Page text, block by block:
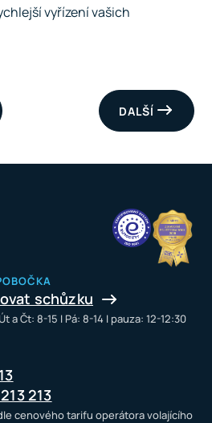
vyřízení vašich
DALŠÍ
schůzku
a Čt: 8-15 I Pá: 8-14 I pauza: 12-12:30
213
cenového tarifu operátora volajícího